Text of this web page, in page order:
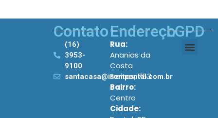
Contato
(16)
3953-
9100
santacasa@iscmpontal.com.br
Endereço
Rua:
Ananias da
Costa
Freitas, 753
Bairro:
Centro
Cidade:
LGPD